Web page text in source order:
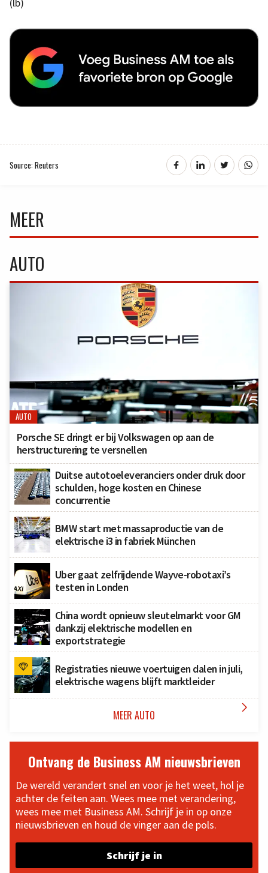
(lb)
Source: Reuters
MEER
AUTO
AUTO
Porsche SE dringt er bij Volkswagen op aan de
herstructurering te versnellen
Duitse autotoeleveranciers onder druk door
schulden, hoge kosten en Chinese
concurrentie
BMW start met massaproductie van de
elektrische i3 in fabriek München
Uber gaat zelfrijdende Wayve-robotaxi’s
testen in Londen
China wordt opnieuw sleutelmarkt voor GM
dankzij elektrische modellen en
exportstrategie
Registraties nieuwe voertuigen dalen in juli,
elektrische wagens blijft marktleider
MEER AUTO 
Ontvang de Business AM nieuwsbrieven
De wereld verandert snel en voor je het weet, hol je
achter de feiten aan. Wees mee met verandering,
wees mee met Business AM. Schrijf je in op onze
nieuwsbrieven en houd de vinger aan de pols.
Schrijf je in